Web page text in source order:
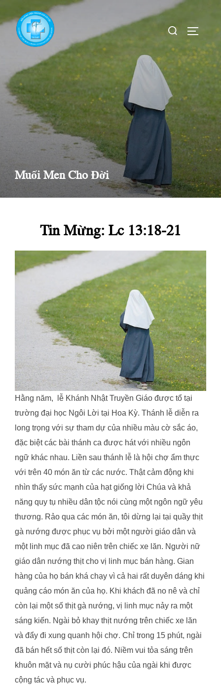
to
content
Search
Muối Men Cho Đời
Tin Mừng: Lc 13:18-21
Hằng năm, lễ Khánh Nhật Truyền Giáo được tổ tại
trường đại học Ngôi Lời tại Hoa Kỳ. Thánh lễ diễn ra
long trọng với sự tham dự của nhiều màu cờ sắc áo,
đặc biệt các bài thánh ca được hát với nhiều ngôn
ngữ khác nhau. Liền sau thánh lễ là hội chợ ẩm thực
với trên 40 món ăn từ các nước. Thật cảm động khi
nhìn thấy sức mạnh của hạt giống lời Chúa và khả
năng quy tụ nhiều dân tộc nói cùng một ngôn ngữ yêu
thương. Rảo qua các món ăn, tôi dừng lại tại quầy thịt
gà nướng được phục vụ bởi một người giáo dân và
một linh mục đã cao niên trên chiếc xe lăn. Người nữ
giáo dân nướng thịt cho vị linh mục bán hàng. Gian
hàng của họ bán khá chạy vì cả hai rất duyên dáng khi
quảng cáo món ăn của họ. Khi khách đã no nê và chỉ
còn lại một số thịt gà nướng, vị linh mục nảy ra một
sáng kiến. Ngài bỏ khay thịt nướng trên chiếc xe lăn
và đẩy đi xung quanh hội chợ. Chỉ trong 15 phút, ngài
đã bán hết số thịt còn lại đó. Niềm vui tỏa sáng trên
khuôn mặt và nụ cười phúc hậu của ngài khi được
cộng tác và phục vụ.